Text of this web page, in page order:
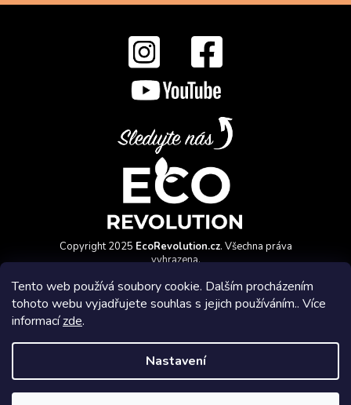
Tento web používá soubory cookie. Dalším procházením
tohoto webu vyjadřujete souhlas s jejich používáním.. Více
informacízde.
Nastavení
Copyright 2025 EcoRevolution.cz. Všechna práva
vyhrazena.
Affiliate program